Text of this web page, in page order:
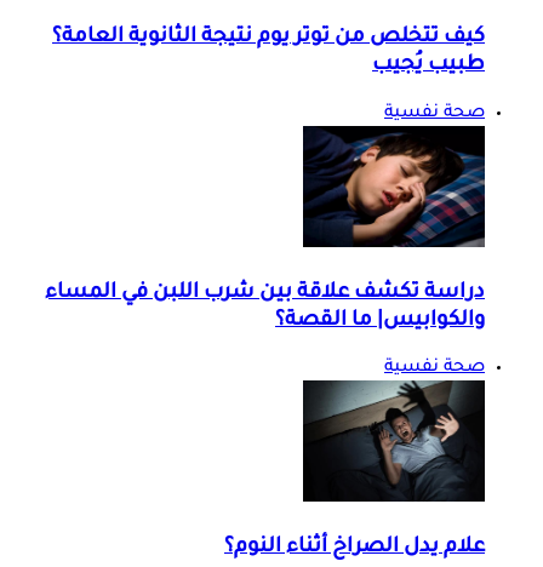
كيف تتخلص من توتر يوم نتيجة الثانوية العامة؟
طبيب يُجيب
صحة نفسية
دراسة تكشف علاقة بين شرب اللبن في المساء
والكوابيس| ما القصة؟
صحة نفسية
علام يدل الصراخ أثناء النوم؟